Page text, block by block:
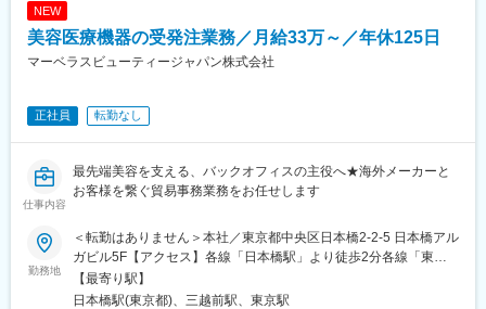
NEW
美容医療機器の受発注業務／月給33万～／年休125日
マーベラスビューティージャパン株式会社
正社員 転勤なし
仕事内容
最先端美容を支える、バックオフィスの主役へ★海外メーカーと
お客様を繋ぐ貿易事務業務をお任せします
勤務地
＜転勤はありません＞本社／東京都中央区日本橋2-2-5 日本橋アル
ガビル5F【アクセス】各線「日本橋駅」より徒歩2分各線「東京
駅」より徒歩8分
【最寄り駅】
日本橋駅(東京都)、三越前駅、東京駅